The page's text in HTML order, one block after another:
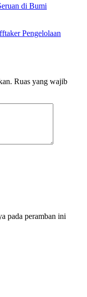
di Bumi
Pengelolaan
Ruas yang wajib
pada peramban ini